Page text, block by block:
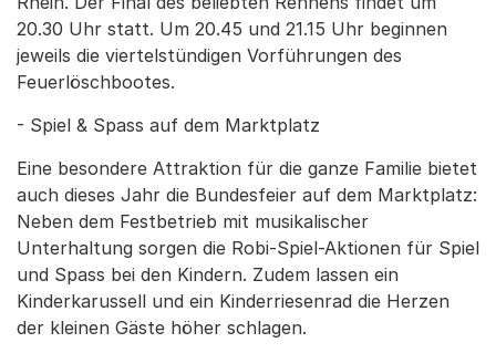
20.30 Uhr statt. Um 20.45 und 21.15 Uhr beginnen
jeweils die viertelstündigen Vorführungen des
Feuerlöschbootes.
- Spiel & Spass auf dem Marktplatz
Eine besondere Attraktion für die ganze Familie bietet
auch dieses Jahr die Bundesfeier auf dem Marktplatz:
Neben dem Festbetrieb mit musikalischer
Unterhaltung sorgen die Robi-Spiel-Aktionen für Spiel
und Spass bei den Kindern. Zudem lassen ein
Kinderkarussell und ein Kinderriesenrad die Herzen
der kleinen Gäste höher schlagen.